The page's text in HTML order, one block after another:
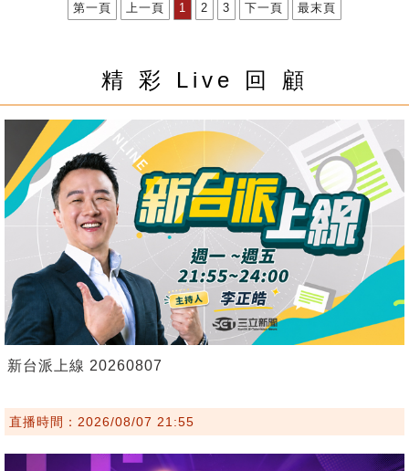
第一頁 上一頁 1 2 3 下一頁 最末頁
精 彩 Live 回 顧
新台派上線 20260807
直播時間：2026/08/07 21:55